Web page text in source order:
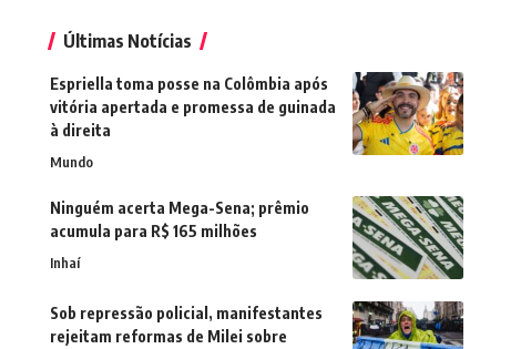
Últimas Notícias
Espriella toma posse na Colômbia após
vitória apertada e promessa de guinada
à direita
Mundo
Ninguém acerta Mega-Sena; prêmio
acumula para R$ 165 milhões
Inhaí
Sob repressão policial, manifestantes
rejeitam reformas de Milei sobre